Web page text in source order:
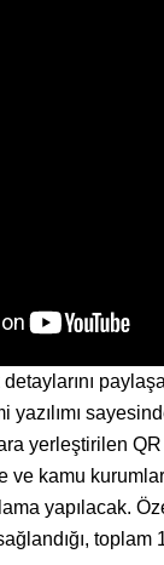
yazılımı
yerleştirilen QR
ve kamu
yapılacak.